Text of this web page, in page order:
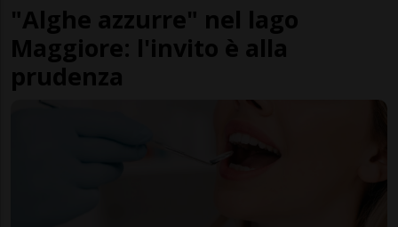
"Alghe azzurre" nel lago
Maggiore: l'invito è alla
prudenza